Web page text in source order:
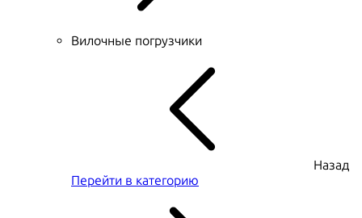
Вилочные погрузчики
Назад
Перейти в категорию